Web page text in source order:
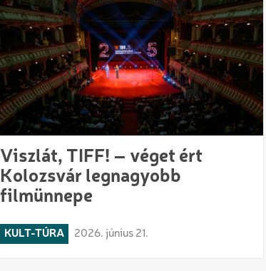
Viszlát, TIFF! – véget ért
Kolozsvár legnagyobb
filmünnepe
KULT-TÚRA 2026. június 21.